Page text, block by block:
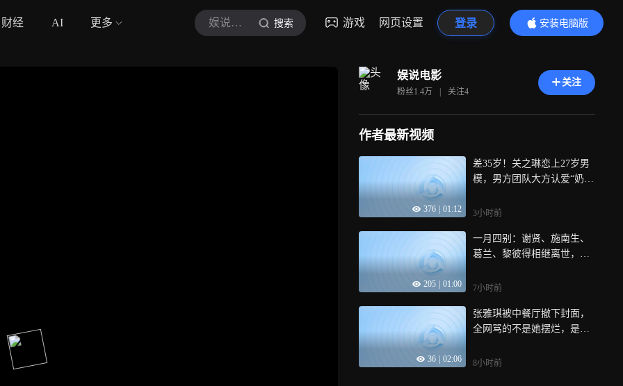
财经 AI 更多 娱说电影 搜索 游戏 网页设置 登录
安装电脑版
内容更精彩
娱说电影
粉丝1.4万 | 关注4
关注
作者最新视频
376 01:12
差35岁！关之琳恋上27岁男
模，男方团队大方认爱“奶孙
3小时前
205 01:00
一月四别：谢贤、施南生、
葛兰、黎彼得相继离世，香
7小时前
36 02:06
张雅琪被中餐厅撤下封面，
全网骂的不是她摆烂，是身
了屏
8小时前